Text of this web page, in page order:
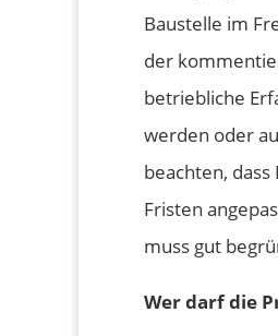
Baustelle im
der
betriebliche
werden oder
beachten,
Fristen
muss gut
Wer darf die